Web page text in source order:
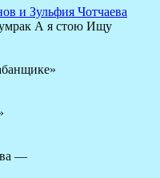
и Зульфия Чотчаева
А я стою Ищу
—